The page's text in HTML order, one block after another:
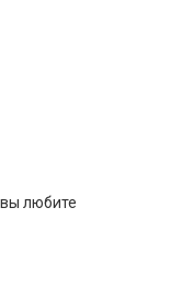
любите